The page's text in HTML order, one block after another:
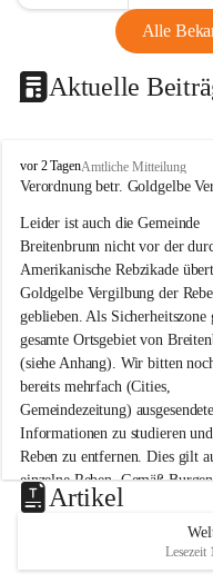
Alle
Aktuelle
B
r
i
t
e
n
b
r
u
n
n
a
m
N
e
u
s
d
vor 2 TagenAmtliche Mitteilung
Verordnung betr. Goldgelbe
Leider ist auch die Gemeinde
Breitenbrunn nicht vor der
Amerikanische Rebzikade
Goldgelbe Vergilbung der
geblieben. Als Sicherheitszone
gesamte Ortsgebiet von
(siehe Anhang). Wir bitten
bereits mehrfach (Cities,
Gemeindezeitung)
Informationen zu studieren
Reben zu entfernen. Dies gilt
einzelne Reben. Gemäß
Weinbaugesetz sind nicht
unzulässige Weingärten zu
helfen wir zusammen um
vor den prognostizierten
Artikel
Lesezeit